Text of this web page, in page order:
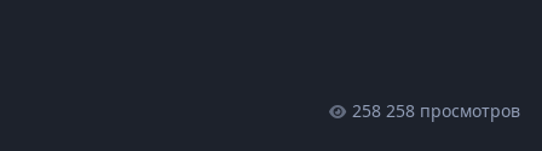
258 просмотров